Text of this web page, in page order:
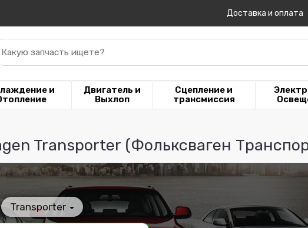
Доставка и оплата
Какую запчасть ищете?
и
Двигатель и
Выхлоп
Сцепление и
трансмиссия
Transporter (Фольксваген
Transporter